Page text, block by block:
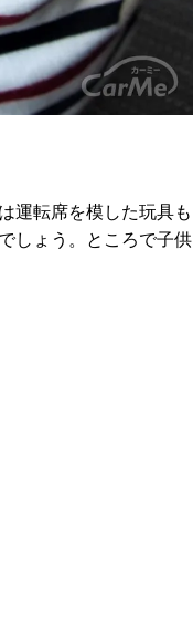
運転席を模した玩具も
しょう。ところで子供